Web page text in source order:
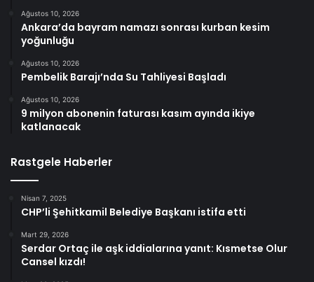
Ağustos 10, 2026
Ankara’da bayram namazı sonrası kurban kesim
yoğunluğu
Ağustos 10, 2026
Pembelik Barajı’nda Su Tahliyesi Başladı
Ağustos 10, 2026
9 milyon abonenin faturası kasım ayında ikiye
katlanacak
Rastgele Haberler
Nisan 7, 2025
CHP’li Şehitkamil Belediye Başkanı istifa etti
Mart 29, 2026
Serdar Ortaç ile aşk iddialarına yanıt: Kısmetse Olur
Cansel kızdı!